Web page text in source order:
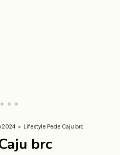
2024 > Lifestyle Pede Caju brc
brc